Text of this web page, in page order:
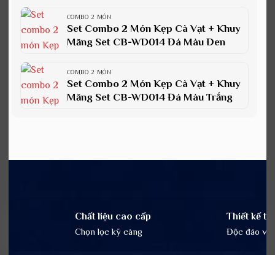
COMBO 2 MÓN
Set Combo 2 Món Kẹp Cà Vạt + Khuy
Măng Set CB-WD014 Đá Màu Đen
COMBO 2 MÓN
Set Combo 2 Món Kẹp Cà Vạt + Khuy
Măng Set CB-WD014 Đá Màu Trắng
Chất liệu cao cấp
Chọn lọc kỹ càng
Thiết kế
Độc đáo và